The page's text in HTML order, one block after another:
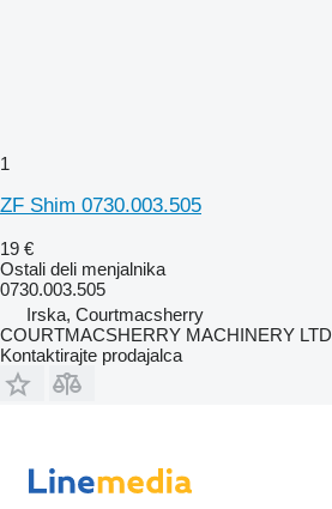
1
ZF Shim 0730.003.505
19 €
Ostali deli menjalnika
0730.003.505
Irska, Courtmacsherry
COURTMACSHERRY MACHINERY LTD
Kontaktirajte prodajalca